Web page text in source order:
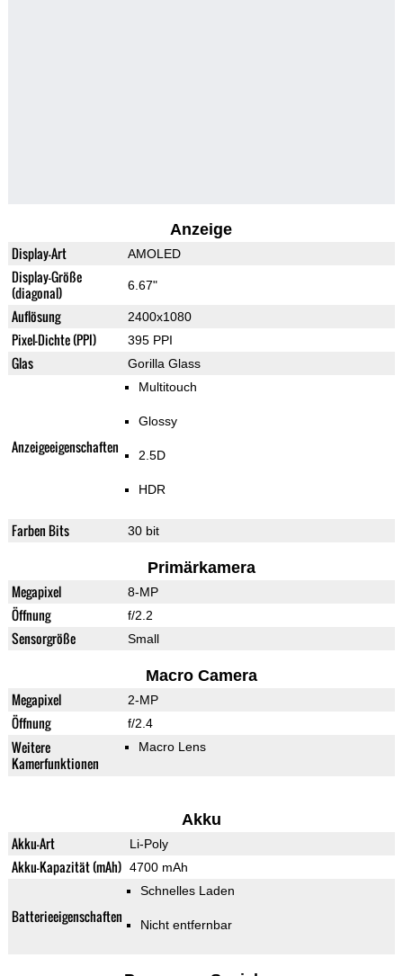
Anzeige
Display-Art AMOLED
Display-Größe
(diagonal)
6.67"
Auflösung 2400x1080
Pixel-Dichte (PPI) 395 PPI
Glas Gorilla Glass
Anzeigeeigenschaften
Multitouch
Glossy
2.5D
HDR
Farben Bits 30 bit
Primärkamera
Megapixel 8-MP
Öffnung f/2.2
Sensorgröße Small
Macro Camera
Megapixel 2-MP
Öffnung f/2.4
Weitere
Kamerfunktionen
Macro Lens
Akku
Akku-Art Li-Poly
Akku-Kapazität (mAh) 4700 mAh
Batterieeigenschaften
Schnelles Laden
Nicht entfernbar